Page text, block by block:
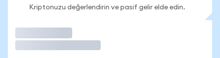
Kriptonuzu değerlendirin ve pasif gelir elde edin.